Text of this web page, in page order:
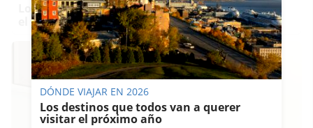
Los pasaportes más poderosos del mundo, ¿está
el tuyo?
DÓNDE VIAJAR EN 2026
Los destinos que todos van a querer
visitar el próximo año